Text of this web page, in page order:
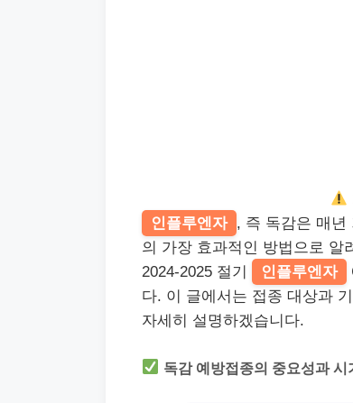
인플루엔자 , 즉 독감은 매년
의 가장 효과적인 방법으로 알
2024-2025 절기
인플루엔자
다. 이 글에서는 접종 대상과
자세히 설명하겠습니다.
독감 예방접종의 중요성과 시